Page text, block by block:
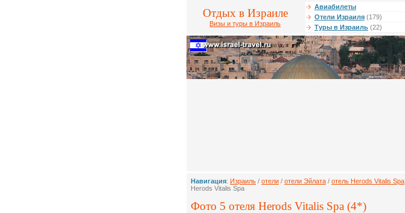
Отдых в Израиле
Визы и туры в Израиль
Авиабилеты
Отели Израиля (179)
Туры в Израиль (22)
Навигация: Израиль / отели / отели Эйлата / отель Herods Vitalis Spa
Herods Vitalis Spa
Фото 5 отеля Herods Vitalis Spa (4*)